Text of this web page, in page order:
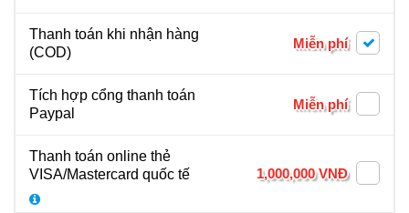
Thanh toán khi nhận hàng
(COD)
Miễn phí
Tích hợp cổng thanh toán
Paypal
Miễn phí
Thanh toán online thẻ
VISA/Mastercard quốc tế
1,000,000 VNĐ